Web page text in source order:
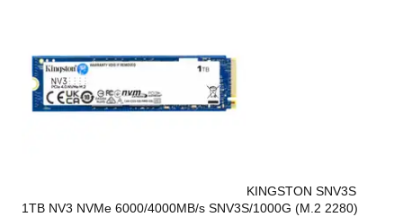
KINGSTON SNV3S
1TB NV3 NVMe 6000/4000MB/s SNV3S/1000G (M.2 2280)